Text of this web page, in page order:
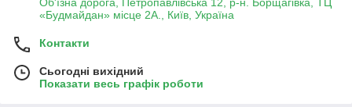
«Будмайдан» місце 2А., Київ, Україна
Контакти
Сьогодні вихідний
Показати весь графік роботи